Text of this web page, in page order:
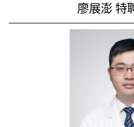
廖展澎 特